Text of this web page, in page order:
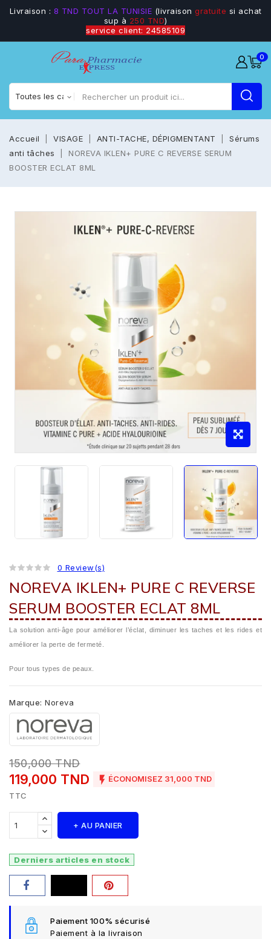
Livraison : 8 TND TOUT LA TUNISIE (livraison gratuite si achat
sup à 250 TND)
service client: 24585109
0
Accueil VISAGE ANTI-TACHE, DÉPIGMENTANT
Sérums
anti tâches
NOREVA IKLEN+ PURE C REVERSE SERUM
BOOSTER ECLAT 8ML
0 Review(s)
NOREVA IKLEN+ PURE C REVERSE
SERUM BOOSTER ECLAT 8ML
La solution anti-âge pour améliorer l’éclat, diminuer les taches et les rides et
améliorer la perte de fermeté.
Pour tous types de peaux.
Marque: Noreva
150,000 TND
119,000 TND  ÉCONOMISEZ 31,000 TND
TTC
+ AU PANIER
Derniers articles en stock
Paiement 100% sécurisé
Paiement à la livraison